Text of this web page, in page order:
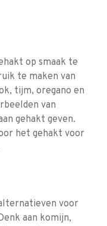
op smaak te
te maken van
tijm, oregano en
van
gehakt geven.
het gehakt voor
voor
aan komijn,